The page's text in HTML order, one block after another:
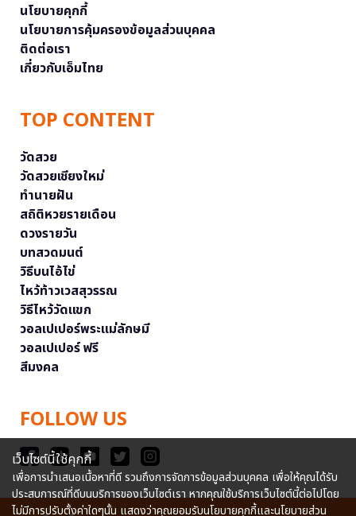
นโยบายคุกกี้
นโยบายการคุ้มครองข้อมูลส่วนบุคคล
ติดต่อเรา
เกี่ยวกับเอ็มไทย
TOP CONTENT
วัดสวย
วัดสวยเชียงใหม่
ทำนายฝัน
สถิติหวยรายเดือน
ดวงรายวัน
บทสวดมนต์
วิธีบนไอ้ไข่
ไหว้ท้าวเวสสุวรรณ
วิธีไหว้วัดแขก
วอลเปเปอร์พระแม่ลักษมี
วอลเปเปอร์ ฟรี
สีมงคล
FOLLOW US
เว็บไซต์นี้ใช้คุกกี้
เพื่อการนำเสนอเนื้อหาที่ดี รวมถึงการจัดการข้อมูลส่วนบุคคล เพื่อให้คุณได้รับ
ประสบการณ์ที่ดีบนบริการของเว็บไซต์เรา หากคุณใช้บริการเว็บไซต์นี้ต่อไปโดย
ไม่มีการปรับตั้งค่าใดๆนั้น แสดงว่าคุณยอมรับนโยบายคุกกี้และนโยบายส่วน